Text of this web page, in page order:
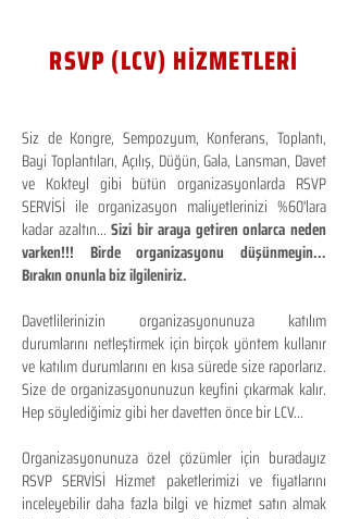
RSVP (LCV) HİZMETLERİ
Siz de Kongre, Sempozyum, Konferans, Toplantı,
Bayi Toplantıları, Açılış, Düğün, Gala, Lansman, Davet
ve Kokteyl gibi bütün organizasyonlarda RSVP
SERVİSİ ile organizasyon maliyetlerinizi %60'lara
kadar azaltın...Sizi bir araya getiren onlarca neden
varken!!! Birde organizasyonu düşünmeyin...
Bırakın onunla biz ilgileniriz.
Davetlilerinizin organizasyonunuza katılım
durumlarını netleştirmek için birçok yöntem kullanır
ve katılım durumlarını en kısa sürede size raporlarız.
Size de organizasyonunuzun keyfini çıkarmak kalır.
Hep söylediğimiz gibi her davetten önce bir LCV...
Organizasyonunuza özel çözümler için buradayız
RSVP SERVİSİ Hizmet paketlerimizi ve fiyatlarını
inceleyebilir daha fazla bilgi ve hizmet satın almak